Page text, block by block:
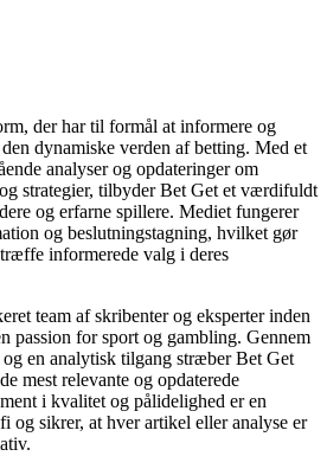
der har til formål at informere og
dynamiske verden af betting. Med et
analyser og opdateringer om
strategier, tilbyder Bet Get et værdifuldt
og erfarne spillere. Mediet fungerer
og beslutningstagning, hvilket gør
informerede valg i deres
team af skribenter og eksperter inden
passion for sport og gambling. Gennem
og en analytisk tilgang stræber Bet Get
mest relevante og opdaterede
i kvalitet og pålidelighed er en
og sikrer, at hver artikel eller analyse er